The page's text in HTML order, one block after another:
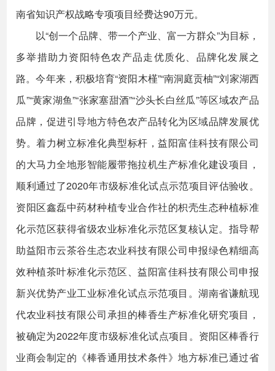
南省知识产权战略专项项目经费达90万元。
以“创一个品牌、带一个产业、富一方群众”为目标，
多举措助力资阳特色农产品走优质化、品牌化发展之
路。今年来，积极培育“资阳木槿”“南洞庭贡柚”“刘家湖西
瓜”“黄家湖鱼”“张家塞甜酒”“沙头长白丝瓜”等区域农产品
品牌，促进引导地方特色农产品转化为区域品牌发展优
势。着力树立标准化典型标杆，益阳富佳科技有限公司
的大马力全地形智能履带拖拉机生产标准化建设项目，
顺利通过了2020年市级标准化试点示范项目评估验收。
资阳区鑫磊中药材种植专业合作社的枳壳生态种植标准
化示范区获得省级农业标准化示范区复核认定。指导帮
助益阳市云茶谷生态农业科技有限公司申报绿色精细高
效种植茶叶标准化示范区、益阳富佳科技有限公司申报
新兴优势产业工业标准化试点示范项目。湖南省谦航现
代农业科技有限公司承担的棒香生产标准化研究项目，
被确定为2022年度市级标准化试点项目。资阳区棒香行
业商会制定的《棒香通用技术条件》地方标准已通过省